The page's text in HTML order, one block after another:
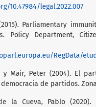
10.47984/legal.2022.007
Parliamentary
Policy Department,
RegData/
y Mair, Peter (2004). El
de partidos.
la Cueva, Pablo